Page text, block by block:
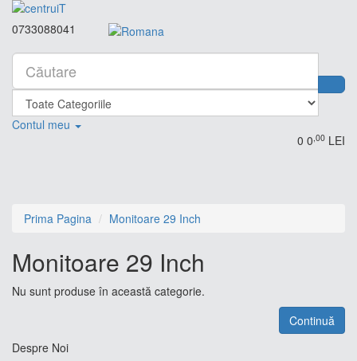
0733088041
Contul meu
0 0,00 LEI
Prima Pagina Monitoare 29 Inch
Monitoare 29 Inch
Nu sunt produse în această categorie.
Continuă
Despre Noi